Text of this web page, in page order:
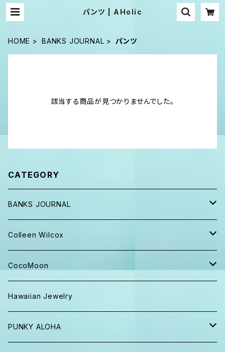
パンツ | AHolic
HOME BANKS JOURNAL パンツ
該当する商品が見つかりませんでした。
CATEGORY
BANKS JOURNAL
キャップ ニット帽
パンツ
Tシャツ、ロンT
半袖シャツ
Colleen Wilcox
ポーチ
バッグ
iPhoneケース
CocoMoon
おくるみ
おくるみ&スタイ ギフト
Hawaiian Jewelry
PUNKY ALOHA